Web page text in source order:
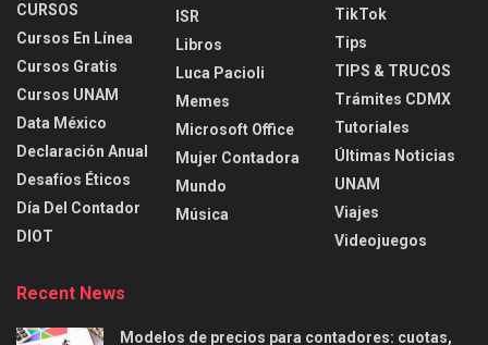
CURSOS
Cursos En Línea
Cursos Gratis
Cursos UNAM
Data México
Declaración Anual
Desafíos Éticos
Día Del Contador
DIOT
ISR
Libros
Luca Pacioli
Memes
Microsoft Office
Mujer Contadora
Mundo
Música
TikTok
Tips
TIPS & TRUCOS
Trámites CDMX
Tutoriales
Últimas Noticias
UNAM
Viajes
Videojuegos
Recent News
Modelos de precios para contadores: cuotas,